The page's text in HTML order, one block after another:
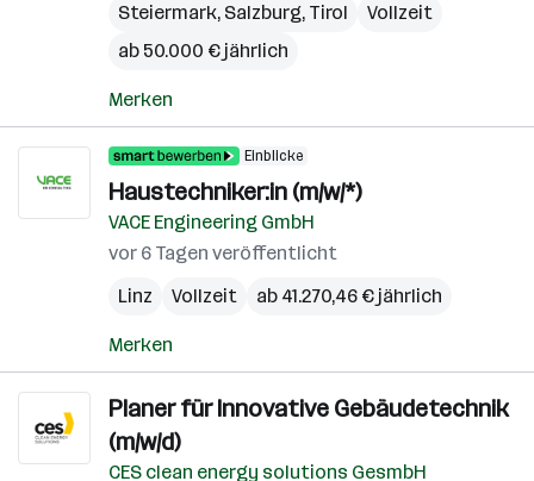
Steiermark, Salzburg, Tirol
Vollzeit
ab 50.000 € jährlich
Merken
Einblicke
Haustechniker:in (m/w/*)
VACE Engineering GmbH
vor 6 Tagen veröffentlicht
Linz
Vollzeit ab 41.270,46 € jährlich
Merken
Planer für Innovative Gebäudetechnik
(m/w/d)
CES clean energy solutions GesmbH